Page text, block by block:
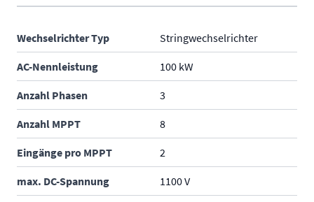
Wechselrichter Typ Stringwechselrichter
AC-Nennleistung 100 kW
Anzahl Phasen 3
Anzahl MPPT 8
Eingänge pro MPPT 2
max. DC-Spannung 1100 V